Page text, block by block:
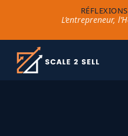
L’entrepreneur,